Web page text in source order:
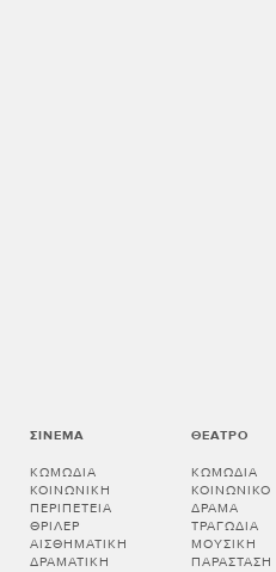
ΣΙΝΕΜΆ
ΚΩΜΩΔΊΑ
ΚΟΙΝΩΝΙΚΉ
ΠΕΡΙΠΈΤΕΙΑ
ΘΡΊΛΕΡ
ΑΙΣΘΗΜΑΤΙΚΉ
ΔΡΑΜΑΤΙΚΉ
ΘΈΑΤΡΟ
ΚΩΜΩΔΊΑ
ΚΟΙΝΩΝΙΚΌ
ΔΡΆΜΑ
ΤΡΑΓΩΔΊΑ
ΜΟΥΣΙΚΉ
ΠΑΡΆΣΤΑΣΗ